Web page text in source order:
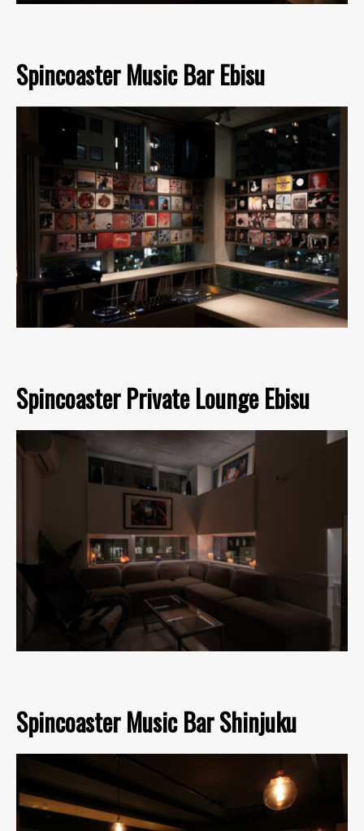
Spincoaster Music Bar Ebisu
Spincoaster Private Lounge Ebisu
Spincoaster Music Bar Shinjuku